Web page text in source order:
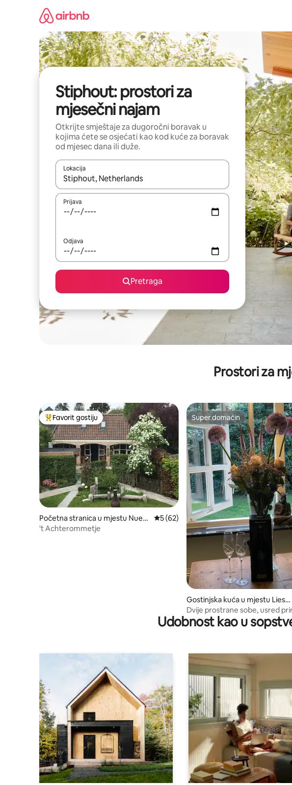
Stiphout: prostori za
mjesečni najam
Otkrijte smještaje za dugoročni boravak u
kojima ćete se osjećati kao kod kuće za boravak
od mjesec dana ili duže.
Lokacija
Kad su rezultati dostupni, možete da se krećete kroz njih pomoću
Prijava
Odjava
Pretraga
Prostori za
Glavni favorit gostiju
Favorit gostiju
Početna stranica u mjestu Nuen
en
prosječna ocjena 5 od 5, recenzija: 62
5 (62)
't Achterommetje
Super domaćin
Super domaćin
Gostinjska kuća u mjestu Liesh
out
Dvije prostrane sobe, usred
Udobnost kao u